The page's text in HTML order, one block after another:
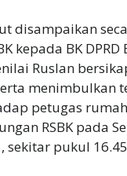
disampaikan
kepada BK
Ruslan
menimbulkan
petugas
RSBK pada
sekitar pukul